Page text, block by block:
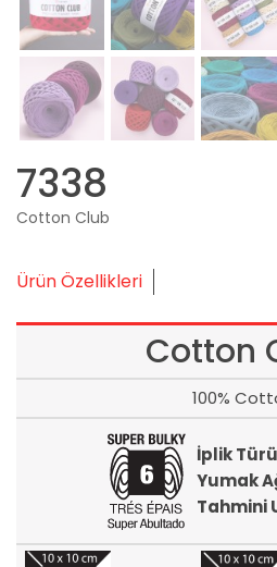
7338
Cotton Club
Ürün Özellikleri
Cotton
100%
İplik
Yumak
Tahmini